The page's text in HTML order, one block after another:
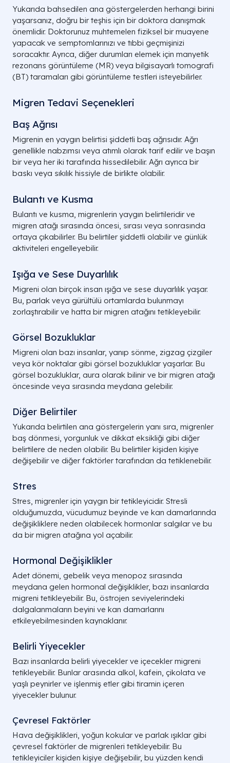
Yukarıda bahsedilen ana göstergelerden herhangi birini
yaşarsanız, doğru bir teşhis için bir doktora danışmak
önemlidir. Doktorunuz muhtemelen fiziksel bir muayene
yapacak ve semptomlarınızı ve tıbbi geçmişinizi
soracaktır. Ayrıca, diğer durumları elemek için manyetik
rezonans görüntüleme (MR) veya bilgisayarlı tomografi
(BT) taramaları gibi görüntüleme testleri isteyebilirler.
Migren Tedavi Seçenekleri
Baş Ağrısı
Migrenin en yaygın belirtisi şiddetli baş ağrısıdır. Ağrı
genellikle nabzımsı veya atımlı olarak tarif edilir ve başın
bir veya her iki tarafında hissedilebilir. Ağrı ayrıca bir
baskı veya sıkılık hissiyle de birlikte olabilir.
Bulantı ve Kusma
Bulantı ve kusma, migrenlerin yaygın belirtileridir ve
migren atağı sırasında öncesi, sırası veya sonrasında
ortaya çıkabilirler. Bu belirtiler şiddetli olabilir ve günlük
aktiviteleri engelleyebilir.
Işığa ve Sese Duyarlılık
Migreni olan birçok insan ışığa ve sese duyarlılık yaşar.
Bu, parlak veya gürültülü ortamlarda bulunmayı
zorlaştırabilir ve hatta bir migren atağını tetikleyebilir.
Görsel Bozukluklar
Migreni olan bazı insanlar, yanıp sönme, zigzag çizgiler
veya kör noktalar gibi görsel bozukluklar yaşarlar. Bu
görsel bozukluklar, aura olarak bilinir ve bir migren atağı
öncesinde veya sırasında meydana gelebilir.
Diğer Belirtiler
Yukarıda belirtilen ana göstergelerin yanı sıra, migrenler
baş dönmesi, yorgunluk ve dikkat eksikliği gibi diğer
belirtilere de neden olabilir. Bu belirtiler kişiden kişiye
değişebilir ve diğer faktörler tarafından da tetiklenebilir.
Stres
Stres, migrenler için yaygın bir tetikleyicidir. Stresli
olduğumuzda, vücudumuz beyinde ve kan damarlarında
değişikliklere neden olabilecek hormonlar salgılar ve bu
da bir migren atağına yol açabilir.
Hormonal Değişiklikler
Adet dönemi, gebelik veya menopoz sırasında
meydana gelen hormonal değişiklikler, bazı insanlarda
migreni tetikleyebilir. Bu, östrojen seviyelerindeki
dalgalanmaların beyini ve kan damarlarını
etkileyebilmesinden kaynaklanır.
Belirli Yiyecekler
Bazı insanlarda belirli yiyecekler ve içecekler migreni
tetikleyebilir. Bunlar arasında alkol, kafein, çikolata ve
yaşlı peynirler ve işlenmiş etler gibi tiramin içeren
yiyecekler bulunur.
Çevresel Faktörler
Hava değişiklikleri, yoğun kokular ve parlak ışıklar gibi
çevresel faktörler de migrenleri tetikleyebilir. Bu
tetikleyiciler kişiden kişiye değişebilir, bu yüzden kendi